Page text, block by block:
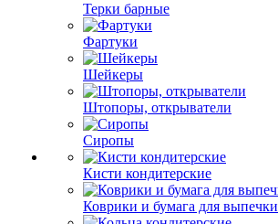
Терки барные
Фартуки
Шейкеры
Штопоры, открыватели
Сиропы
Кисти кондитерские
Коврики и бумага для выпечки